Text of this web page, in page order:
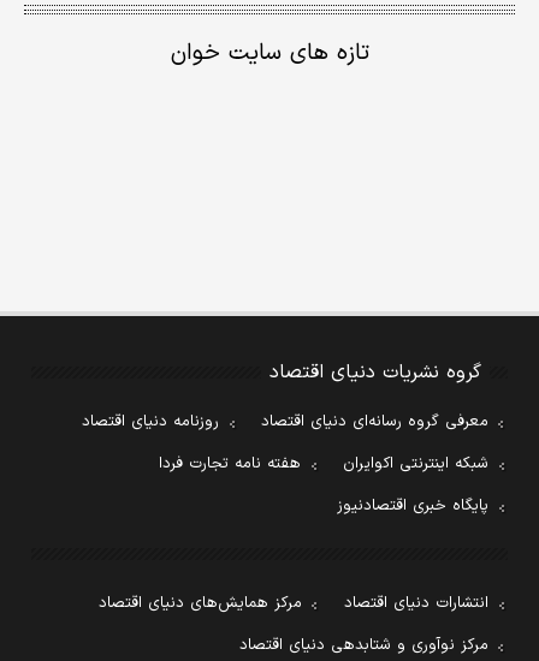
تازه های سایت خوان
گروه نشریات دنیای اقتصاد
معرفی گروه رسانه‌ای دنیای اقتصاد
روزنامه دنیای اقتصاد
شبکه اینترنتی اکوایران
هفته نامه تجارت فردا
پایگاه خبری اقتصادنیوز
انتشارات دنیای اقتصاد
مرکز همایش‌های دنیای اقتصاد
مرکز نوآوری و شتابدهی دنیای اقتصاد